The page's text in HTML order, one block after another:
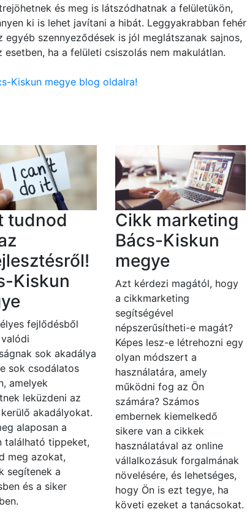
és meg is látszódhatnak a felületükön,
ki is lehet javítani a hibát. Leggyakrabban fehér
szennyeződések is jól meglátszanak sajnos,
ha a felületi csiszolás nem makulátlan.
Kiskun megye blog oldalra!
tudnod
Kiskun
fejlődésből
sok akadálya
sok csodálatos
amelyek
leküzdeni az
akadályokat.
alaposan a
található tippeket,
meg azokat,
segítenek a
és a siker
Cikk marketing
Bács-Kiskun
megye
Azt kérdezi magától, hogy
a cikkmarketing
segítségével
népszerűsítheti-e magát?
Képes lesz-e létrehozni egy
olyan módszert a
használatára, amely
működni fog az Ön
számára? Számos
embernek kiemelkedő
sikere van a cikkek
használatával az online
vállalkozásuk forgalmának
növelésére, és lehetséges,
hogy Ön is ezt tegye, ha
követi ezeket a tanácsokat.